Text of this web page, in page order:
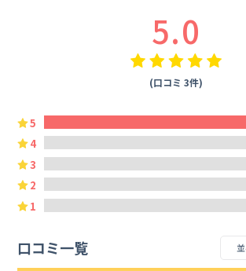
5.0
(口コミ 3件)
5
4
3
2
1
口コミ一覧